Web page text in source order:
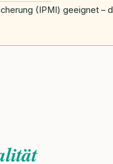
(IPMI) geeignet –